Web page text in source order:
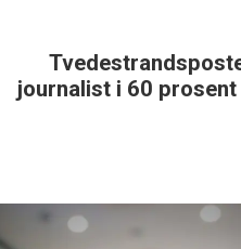
journalist i 60